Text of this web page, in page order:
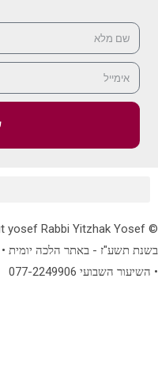
תשע"ז - באתר הלכה יומית •
השבועי 077-2249906